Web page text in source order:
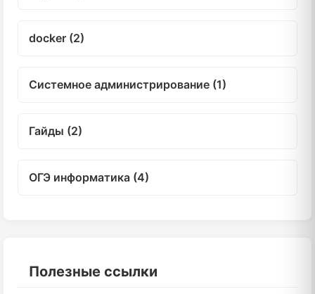
docker (2)
Системное администрирование (1)
Гайды (2)
ОГЭ информатика (4)
Полезные ссылки